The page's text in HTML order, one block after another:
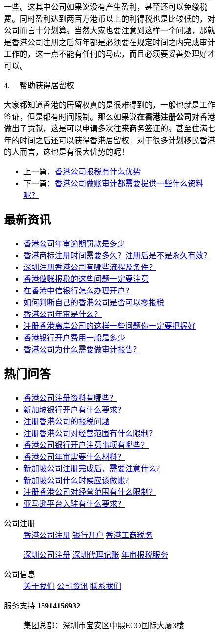
一些。这其中公司如果说没有产生盈利，甚至还可以免缴税
费。同时盈利达到两百万港币以上的利得税也是比较低的，对
公司而言十分划算。当然大家也要注意到这样一个问题，那就
是香港公司注册之后每年都是必须要在规定时间之内完成审计
工作的，这一点不能有任何的马虎，而且必须要妥善处理好才
可以。
4. 帮助获得居留权
大家都知道香港的居留权真的是很难得到的，一般也就是工作
签证，但是都有时间限制。那么如果说在香港注册公司 对香港
做出了贡献，这是可以申请多次往来商务签证的。甚至住满七
年的时间之后还可以获得香港居留权，对于很多计划移民香港
的人而言，这也是有很大优势的呢！
上一篇： 香港公司报税有什么优势
下一篇： 香港公司做账审计都需要提供一些什么资料
呢？
最新资讯
香港公司年审逾期罚款是多少
香港商标注册时间需要多久？注册后是不是永久有效？
深圳注册香港公司有哪些流程及条件？
香港做账报税的这些问题一定要注意
在香港中信银行怎么办理开户？
如何判断自己的香港公司是否可以零报税
香港公司年审是什么？
注册香港离岸公司的这样一些问题你一定要把握好
香港银行开户费用一般是多少
香港公司为什么需要做审计报告？
热门问答
香港公司注册资料有哪些？
新加坡银行开户有什么要求？
注册香港公司的报税问题
注册香港公司对经营范围有什么限制？
香港公司银行开户注意事项有哪些？
香港公司年审需要什么材料？
新加坡公司注册完成后，需要注意什么?
新加坡公司什么时候应该做账?
注册香港公司对经营范围有什么限制？
亚马逊平台入驻有什么要求？
公司注册
香港公司注册 银行开户 香港工商税务
深圳公司注册 深圳代理记账 年审报税服务
公司信息
关于我们
公司资讯 联系我们
服务支持 15914156932
集团总部：深圳市宝安区中熙ECO国际大厦3楼